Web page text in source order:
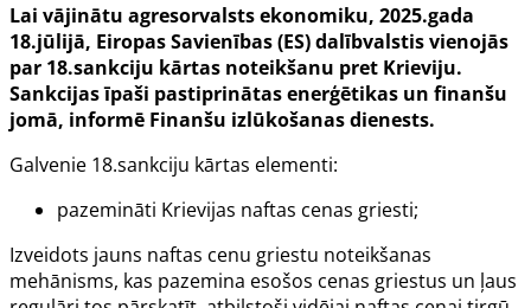
Lai vājinātu agresorvalsts ekonomiku, 2025.gada
18.jūlijā, Eiropas Savienības (ES) dalībvalstis vienojās
par 18.sankciju kārtas noteikšanu pret Krieviju.
Sankcijas īpaši pastiprinātas enerģētikas un finanšu
jomā, informē Finanšu izlūkošanas dienests.
Galvenie 18.sankciju kārtas elementi:
pazemināti Krievijas naftas cenas griesti;
Izveidots jauns naftas cenu griestu noteikšanas
mehānisms, kas pazemina esošos cenas griestus un ļaus